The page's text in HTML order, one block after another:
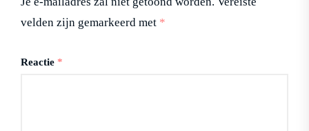
velden zijn gemarkeerd met *
Reactie *